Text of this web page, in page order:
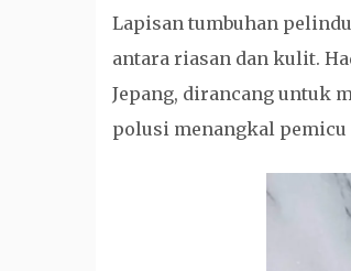
Lapisan tumbuhan
antara riasan dan kulit.
Jepang, dirancang untuk
polusi menangkal